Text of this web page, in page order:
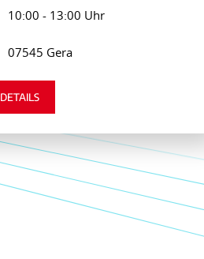
10:00 - 13:00 Uhr
07545 Gera
DETAILS